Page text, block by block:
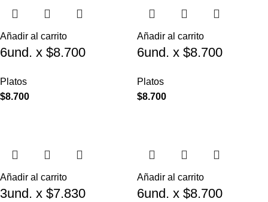
Añadir al carrito
6und. x $8.700
para Mascotas
Platos
$8.700
Añadir al carrito
6und. x $8.700
para Mascotas Diseño
Floral
Platos
$8.700
Añadir al carrito
3und. x $7.830
Añadir al carrito
6und. x $8.700